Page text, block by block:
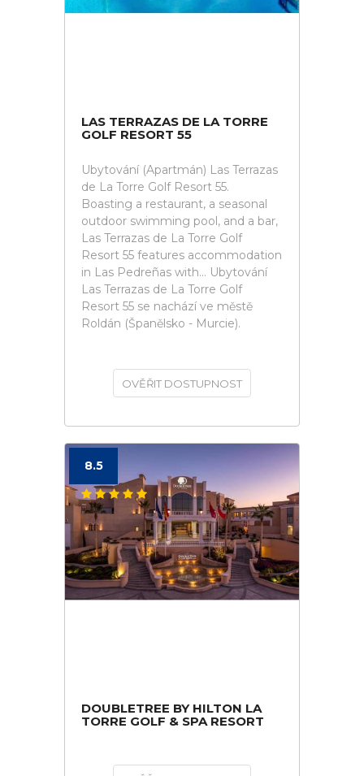
LAS TERRAZAS DE LA TORRE
GOLF RESORT 55
Ubytování (Apartmán) Las Terrazas
de La Torre Golf Resort 55.
Boasting a restaurant, a seasonal
outdoor swimming pool, and a bar,
Las Terrazas de La Torre Golf
Resort 55 features accommodation
in Las Pedreñas with... Ubytování
Las Terrazas de La Torre Golf
Resort 55 se nachází ve městě
Roldán (Španělsko - Murcie).
OVĚŘIT DOSTUPNOST
8.5
DOUBLETREE BY HILTON LA
TORRE GOLF & SPA RESORT